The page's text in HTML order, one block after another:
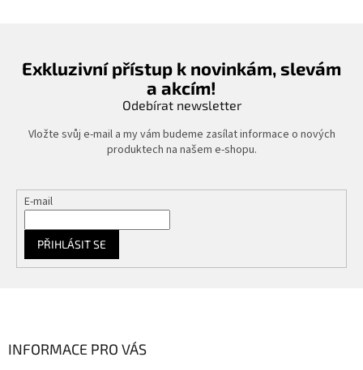
Exkluzivní přístup k novinkám, slevám
a akcím!
Odebírat newsletter
Vložte svůj e-mail a my vám budeme zasílat informace o nových
produktech na našem e-shopu.
E-mail
PŘIHLÁSIT SE
INFORMACE PRO VÁS